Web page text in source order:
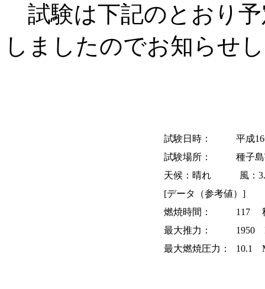
試験は下記のとおり
しましたのでお知らせ
試験日時：
平成
試験場所：
種子
天候：晴れ 風：
[データ（参考値）]
燃焼時間：
117
最大推力：
1950
最大燃焼圧力：
10.1